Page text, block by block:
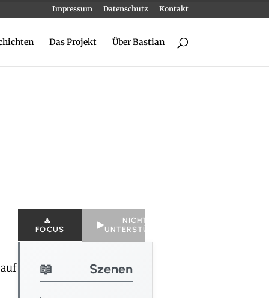
Impressum Datenschutz Kontakt
Das Projekt Über Bastian
FOCUS ▶
NICHT
UNTERSTÜTZT
Szenen